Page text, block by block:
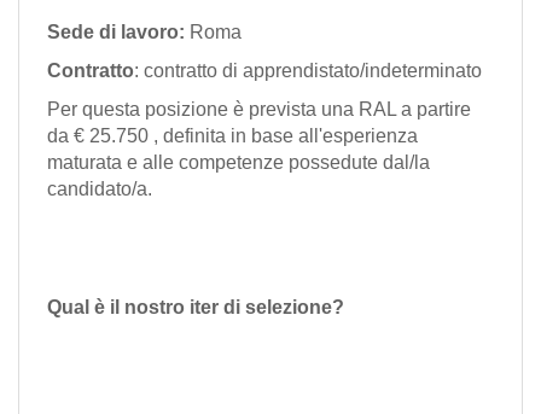
Sede di lavoro: Roma
Contratto: contratto di apprendistato/indeterminato
Per questa posizione è prevista una RAL a partire
da € 25.750 , definita in base all'esperienza
maturata e alle competenze possedute dal/la
candidato/a.
Qual è il nostro iter di selezione?